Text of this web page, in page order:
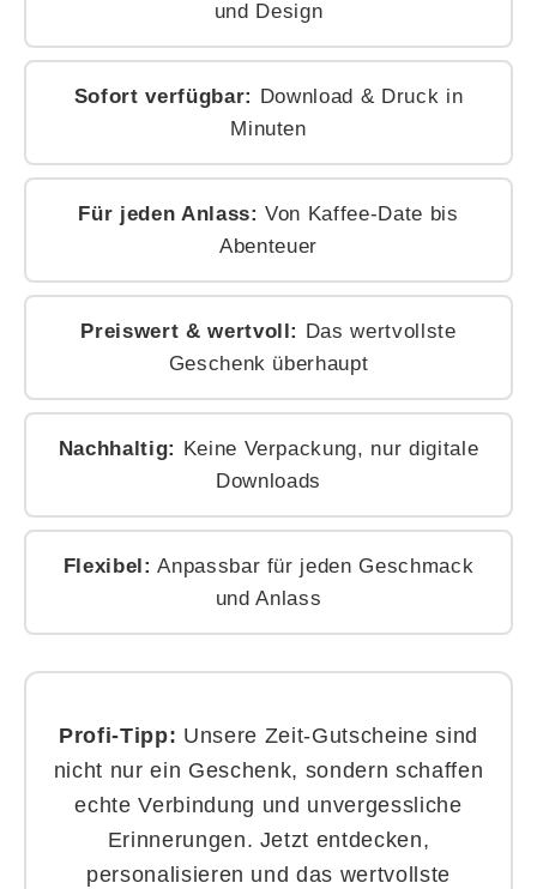
und Design
Sofort verfügbar: Download & Druck in
Minuten
Für jeden Anlass: Von Kaffee-Date bis
Abenteuer
Preiswert & wertvoll: Das wertvollste
Geschenk überhaupt
Nachhaltig: Keine Verpackung, nur digitale
Downloads
Flexibel: Anpassbar für jeden Geschmack
und Anlass
Profi-Tipp: Unsere Zeit-Gutscheine sind
nicht nur ein Geschenk, sondern schaffen
echte Verbindung und unvergessliche
Erinnerungen. Jetzt entdecken,
personalisieren und das wertvollste